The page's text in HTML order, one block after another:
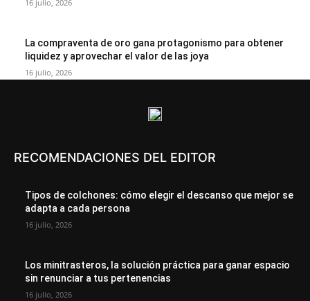
16 julio, 2026
La compraventa de oro gana protagonismo para obtener
liquidez y aprovechar el valor de las joya
16 julio, 2026
RECOMENDACIONES DEL EDITOR
Tipos de colchones: cómo elegir el descanso que mejor se
adapta a cada persona
16 julio, 2026
Los minitrasteros, la solución práctica para ganar espacio
sin renunciar a tus pertenencias
16 julio, 2026